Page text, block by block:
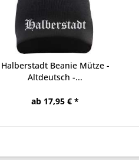
Halberstadt Beanie Mütze -
Altdeutsch -...
ab 17,95 € *